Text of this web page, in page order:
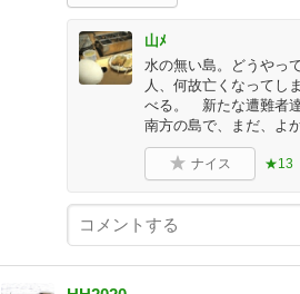
山ﾒ
水の無い島。どうやっ
人、何故亡くなってし
べる。 新たな遭難者
南方の島で、まだ、よ
ナイス ★13